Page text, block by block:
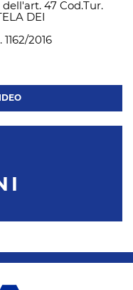
47 Cod.Tur.
DEI
2016